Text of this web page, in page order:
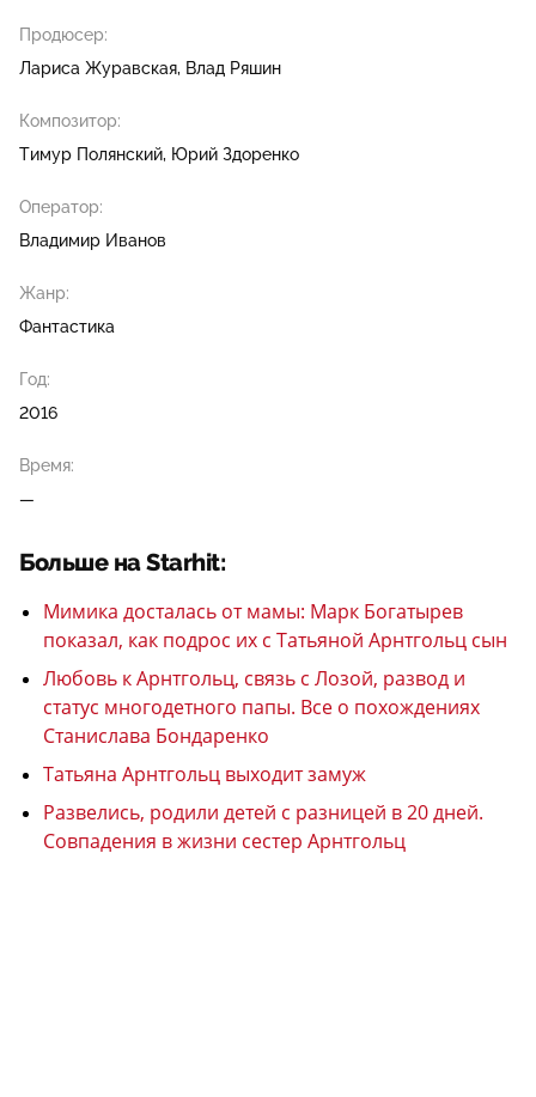
Продюсер:
Лариса Журавская Влад Ряшин
Композитор:
Тимур Полянский Юрий Здоренко
Оператор:
Владимир Иванов
Жанр:
Фантастика
Год:
2016
Время:
—
Больше на Starhit:
Мимика досталась от мамы: Марк Богатырев
показал, как подрос их с Татьяной Арнтгольц сын
Любовь к Арнтгольц, связь с Лозой, развод и
статус многодетного папы. Все о похождениях
Станислава Бондаренко
Татьяна Арнтгольц выходит замуж
Развелись, родили детей с разницей в 20 дней.
Совпадения в жизни сестер Арнтгольц